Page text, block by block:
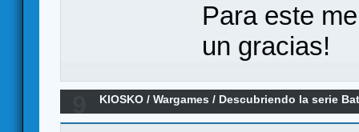
Para este
un gracias!
KIOSKO /Wargames / Descubriendo la serie
Revolution de GMT